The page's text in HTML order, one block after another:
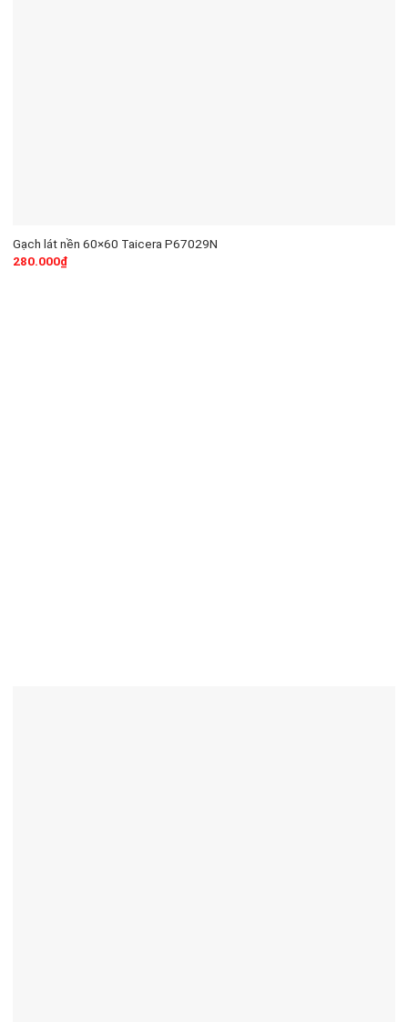
Gạch lát nền 60×60 Taicera P67029N
280.000₫